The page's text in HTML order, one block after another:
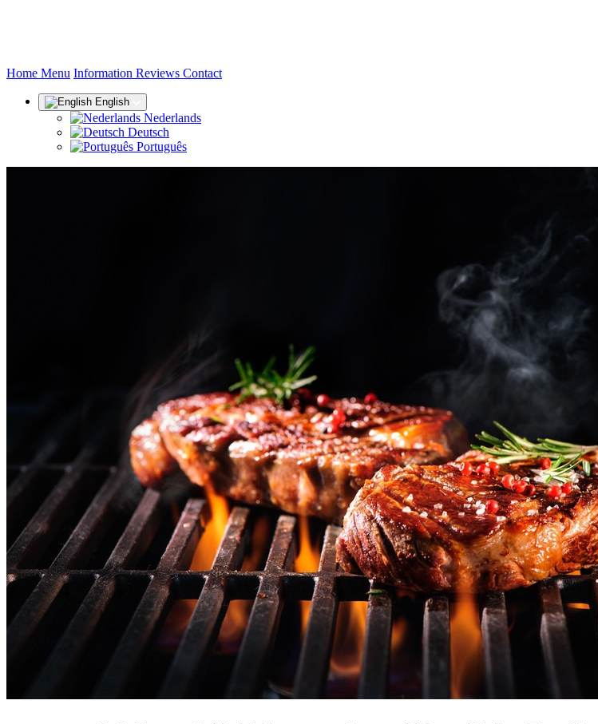
Home (current)
Menu Information Reviews Contact
English
Nederlands
Deutsch
Português